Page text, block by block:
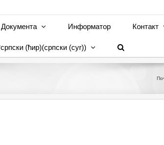
Документа Информатор Контакт
српски (ћир)(српски (cyr))